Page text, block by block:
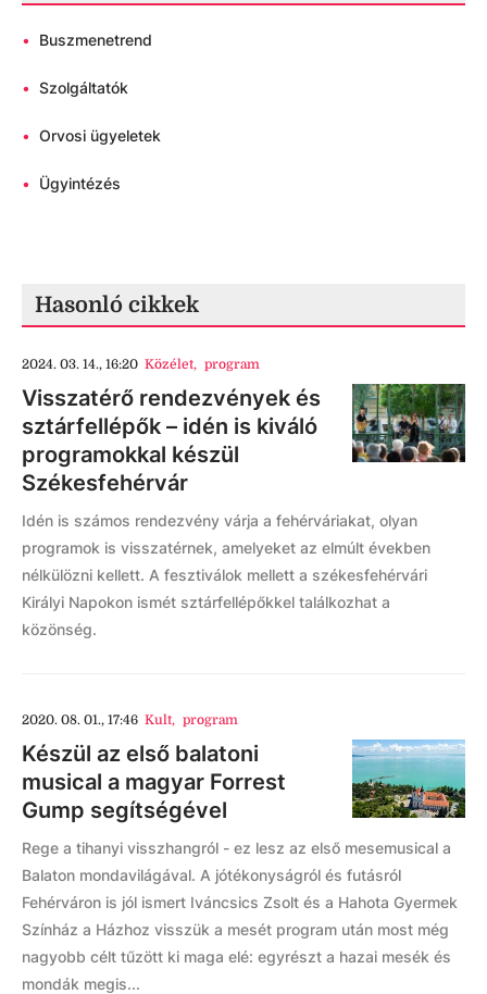
• Buszmenetrend
• Szolgáltatók
• Orvosi ügyeletek
• Ügyintézés
Hasonló cikkek
2024. 03. 14., 16:20 Közélet, program
Visszatérő rendezvények és
sztárfellépők – idén is kiváló
programokkal készül
Székesfehérvár
Idén is számos rendezvény várja a fehérváriakat, olyan
programok is visszatérnek, amelyeket az elmúlt években
nélkülözni kellett. A fesztiválok mellett a székesfehérvári
Királyi Napokon ismét sztárfellépőkkel találkozhat a
közönség.
2020. 08. 01., 17:46 Kult, program
Készül az első balatoni
musical a magyar Forrest
Gump segítségével
Rege a tihanyi visszhangról - ez lesz az első mesemusical a
Balaton mondavilágával. A jótékonyságról és futásról
Fehérváron is jól ismert Iváncsics Zsolt és a Hahota Gyermek
Színház a Házhoz visszük a mesét program után most még
nagyobb célt tűzött ki maga elé: egyrészt a hazai mesék és
mondák megis...